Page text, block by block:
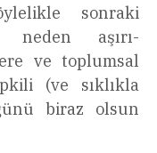
sonraki
neden aşırı-
ve toplumsal
(ve sıklıkla
biraz olsun